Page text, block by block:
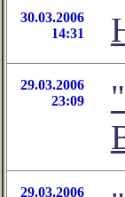
30.03.2006
14:31
29.03.2006
23:09
29.03.2006